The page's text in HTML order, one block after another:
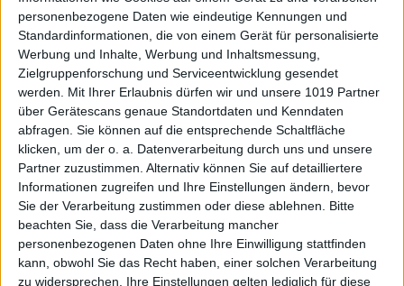
personenbezogene Daten wie eindeutige Kennungen und
Standardinformationen, die von einem Gerät für personalisierte
Werbung und Inhalte, Werbung und Inhaltsmessung,
Zielgruppenforschung und Serviceentwicklung gesendet
werden.
Mit Ihrer Erlaubnis dürfen wir und unsere 1019 Partner
über Gerätescans genaue Standortdaten und Kenndaten
abfragen. Sie können auf die entsprechende Schaltfläche
klicken, um der o. a. Datenverarbeitung durch uns und unsere
Partner zuzustimmen. Alternativ können Sie auf detailliertere
Informationen zugreifen und Ihre Einstellungen ändern, bevor
Sie der Verarbeitung zustimmen oder diese ablehnen.
Bitte
beachten Sie, dass die Verarbeitung mancher
personenbezogenen Daten ohne Ihre Einwilligung stattfinden
kann, obwohl Sie das Recht haben, einer solchen Verarbeitung
zu widersprechen. Ihre Einstellungen gelten lediglich für diese